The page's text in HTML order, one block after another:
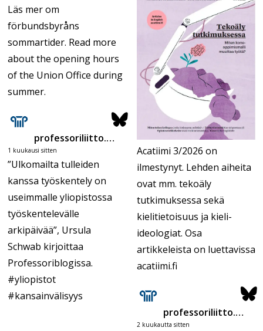
Läs mer om
förbundsbyråns
sommartider. Read more
about the opening hours
of the Union Office during
summer.
professoriliitto.bsky.social
1 kuukausi sitten
”Ulkomailta tulleiden
kanssa työskentely on
useimmalle yliopistossa
työskentelevälle
arkipäivää”, Ursula
Schwab kirjoittaa
Professoriblogissa.
#yliopistot
#kansainvälisyys
Acatiimi 3/2026 on
ilmestynyt. Lehden aiheita
ovat mm. tekoäly
tutkimuksessa sekä
kielitietoisuus ja kieli-
ideologiat. Osa
artikkeleista on luettavissa
acatiimi.fi
professoriliitto.bsky.social
2 kuukautta sitten